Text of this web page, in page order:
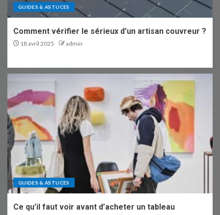
GUIDES & ASTUCES
Comment vérifier le sérieux d’un artisan couvreur ?
18 avril 2025 admin
GUIDES & ASTUCES
Ce qu’il faut voir avant d’acheter un tableau